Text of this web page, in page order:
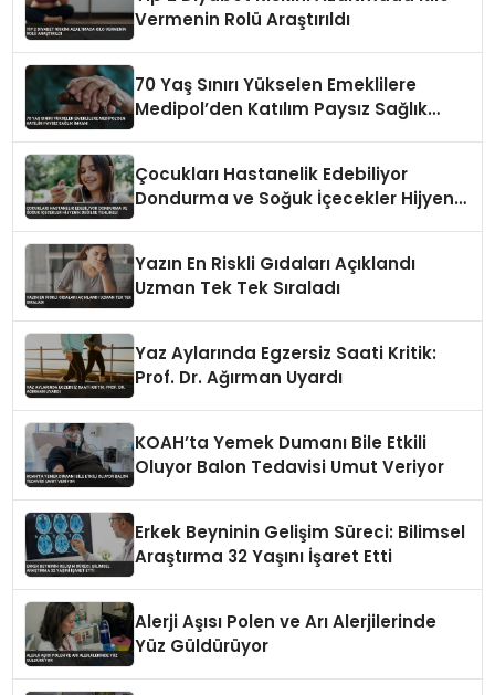
Vermenin Rolü Araştırıldı
70 Yaş Sınırı Yükselen Emeklilere
Medipol’den Katılım Paysız Sağlık
Çocukları Hastanelik Edebiliyor
Dondurma ve Soğuk İçecekler Hijyenik
Yazın En Riskli Gıdaları Açıklandı
Uzman Tek Tek Sıraladı
Yaz Aylarında Egzersiz Saati Kritik:
Prof. Dr. Ağırman Uyardı
KOAH’ta Yemek Dumanı Bile Etkili
Oluyor Balon Tedavisi Umut Veriyor
Erkek Beyninin Gelişim Süreci: Bilimsel
Araştırma 32 Yaşını İşaret Etti
Alerji Aşısı Polen ve Arı Alerjilerinde
Yüz Güldürüyor